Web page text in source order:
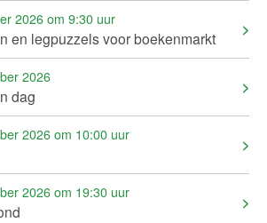
2026 om 9:30 uur
en legpuzzels voor boekenmarkt
2026
dag
2026 om 10:00 uur
2026 om 19:30 uur